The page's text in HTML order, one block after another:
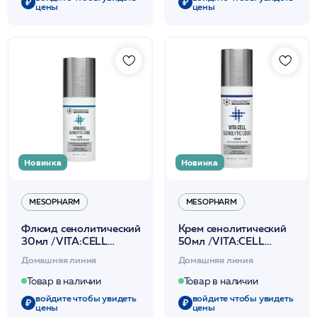
цены
цены
Новинка
MESOPHARM
Флюид сенолитический
30мл /VITA:CELL
SENOLYTIC CODE
/MESOPHARM
Домашняя линия
Товар в наличии
войдите чтобы увидеть
цены
Новинка
MESOPHARM
Крем сенолитический
50мл /VITA:CELL
SENOLYTIC CODE
CREAM /MESOPHARM
Домашняя линия
Товар в наличии
войдите чтобы увидеть
цены